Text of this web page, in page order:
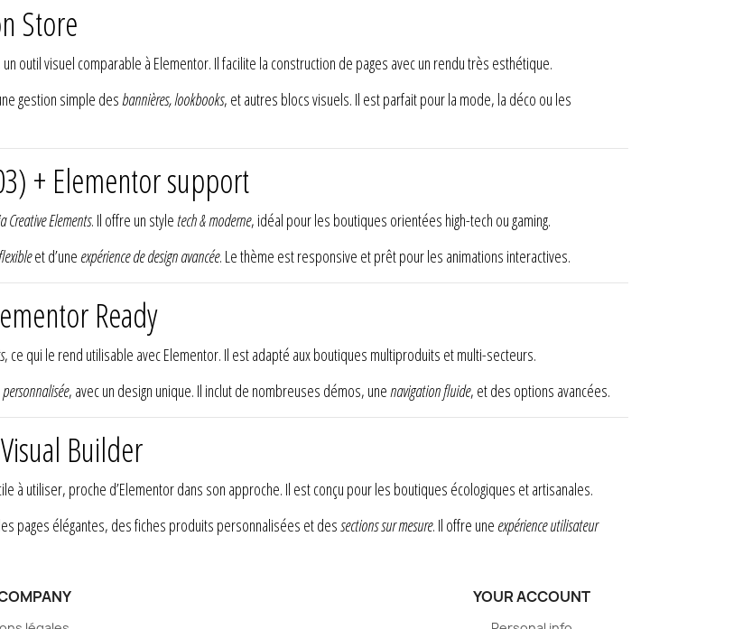
Store
un outil visuel comparable à Elementor. Il facilite la construction de pages avec un rendu très esthétique.
gestion simple desbannières, lookbooks, et autres blocs visuels. Il est parfait pour la mode, la déco ou les
+ Elementor support
Creative Elements. Il offre un styletech & moderne, idéal pour les boutiques orientées high-tech ou gaming.
et d’une expérience de design avancée. Le thème est responsive et prêt pour les animations interactives.
Ready
, ce qui le rend utilisable avec Elementor. Il est adapté aux boutiques multiproduits et multi-secteurs.
personnalisée, avec un design unique. Il inclut de nombreuses démos, unenavigation fluide, et des options avancées.
Builder
à utiliser, proche d’Elementor dans son approche. Il est conçu pour les boutiques écologiques et artisanales.
pages élégantes, des fiches produits personnalisées et dessections sur mesure. Il offre une expérience utilisateur
YOUR ACCOUNT